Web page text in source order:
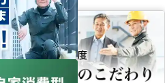
POINT
2